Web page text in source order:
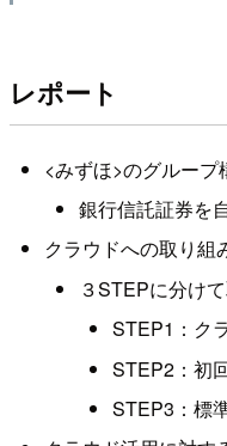
レポート
<みずほ>のグループ
銀行信託証券を
クラウドへの取り組
３STEPに分け
STEP1：ク
STEP2：初
STEP3：標